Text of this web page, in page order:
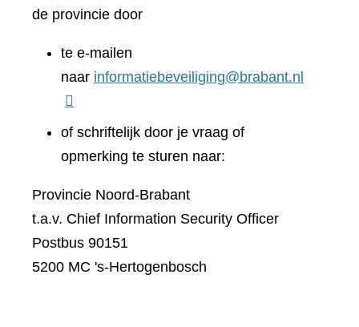
de provincie door
te e-mailen
naar informatiebeveiliging@brabant.nl
of schriftelijk door je vraag of
opmerking te sturen naar:
Provincie Noord-Brabant
t.a.v. Chief Information Security Officer
Postbus 90151
5200 MC 's-Hertogenbosch